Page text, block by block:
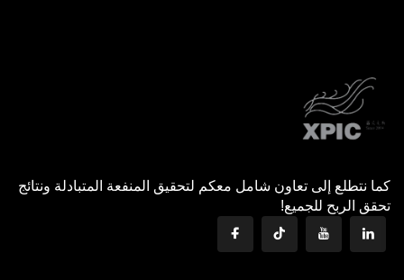
كما نتطلع إلى تعاون شامل معكم لتحقيق المنفعة المتبادلة ونتائج
تحقق الربح للجميع!